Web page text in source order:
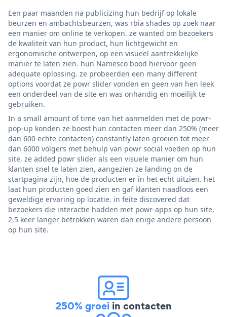
Een paar maanden na publicizing hun bedrijf op lokale
beurzen en ambachtsbeurzen, was rbia shades op zoek naar
een manier om online te verkopen. ze wanted om bezoekers
de kwaliteit van hun product, hun lichtgewicht en
ergonomische ontwerpen, op een visueel aantrekkelijke
manier te laten zien. hun Namesco bood hiervoor geen
adequate oplossing. ze probeerden een many different
options voordat ze powr slider vonden en geen van hen leek
een onderdeel van de site en was onhandig en moeilijk te
gebruiken.
In a small amount of time van het aanmelden met de powr-
pop-up konden ze boost hun contacten meer dan 250% (meer
dan 600 echte contacten) constantly laten groeien tot meer
dan 6000 volgers met behulp van powr social voeden op hun
site. ze added powr slider als een visuele manier om hun
klanten snel te laten zien, aangezien ze landing on de
startpagina zijn, hoe de producten er in het echt uitzien. het
laat hun producten goed zien en gaf klanten naadloos een
geweldige ervaring op locatie. in feite discovered dat
bezoekers die interactie hadden met powr-apps op hun site,
2,5 keer langer betrokken waren dan enige andere persoon
op hun site.
250% groei in contacten